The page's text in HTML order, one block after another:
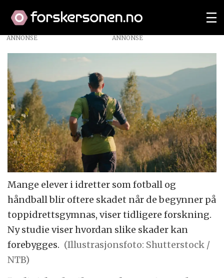
ANNONSE
Mange elever i idretter som fotball og
håndball blir oftere skadet når de begynner på
toppidrettsgymnas, viser tidligere forskning.
Ny studie viser hvordan slike skader kan
forebygges. (Illustrasjonsfoto: Shutterstock /
NTB)